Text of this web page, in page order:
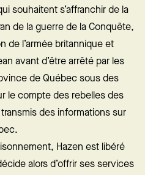
souhaitent s’affranchir de la
de la guerre de la Conquête,
de l’armée britannique et
avant d’être arrêté par les
de Québec sous des
le compte des rebelles des
des informations sur
Hazen est libéré
alors d’offrir ses services